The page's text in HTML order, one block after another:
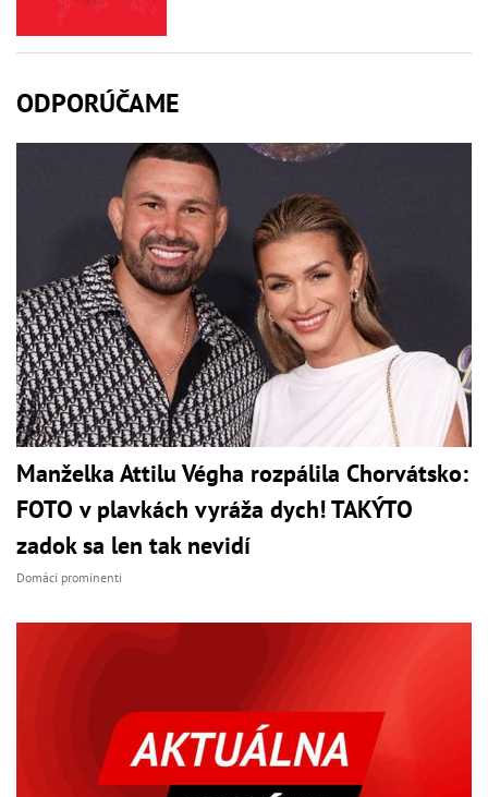
ODPORÚČAME
Manželka Attilu Végha rozpálila Chorvátsko:
FOTO v plavkách vyráža dych! TAKÝTO
zadok sa len tak nevidí
Domáci prominenti